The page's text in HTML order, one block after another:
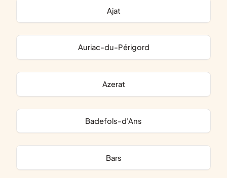
Ajat
Auriac-du-Périgord
Azerat
Badefols-d'Ans
Bars